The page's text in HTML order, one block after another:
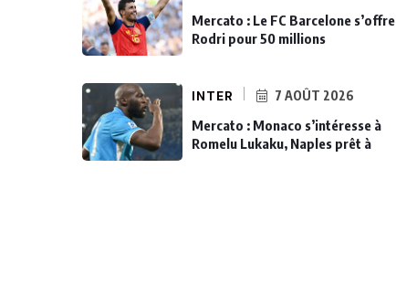
Mercato : Le FC Barcelone s’offre
Rodri pour 50 millions
INTER 7 AOÛT 2026
Mercato : Monaco s’intéresse à
Romelu Lukaku, Naples prêt à